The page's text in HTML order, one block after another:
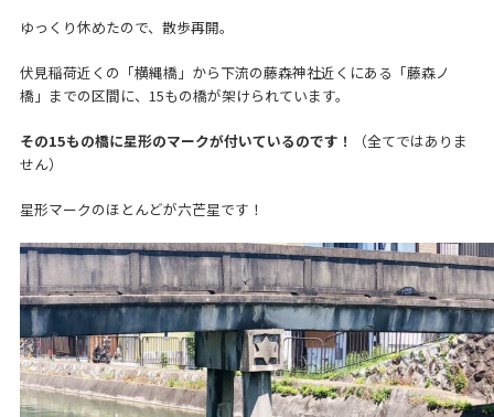
ゆっくり休めたので、散歩再開。
伏見稲荷近くの「横縄橋」から下流の藤森神社近くにある「藤森ノ
橋」までの区間に、15もの橋が架けられています。
その15もの橋に星形のマークが付いているのです！
（全てではありま
せん）
星形マークのほとんどが六芒星です！